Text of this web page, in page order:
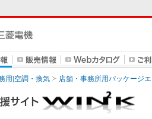
用]空調・換気 店舗・事務所用パッケージ